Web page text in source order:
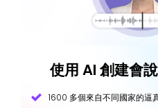
使用 AI 創建會
1600 多個來自不同國家的逼